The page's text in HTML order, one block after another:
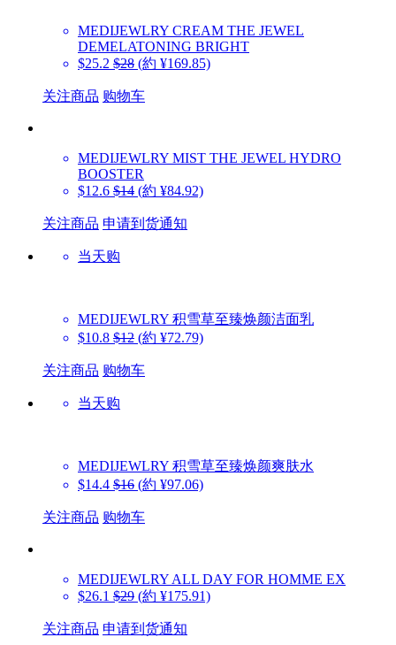
MEDIJEWLRY CREAM THE JEWEL
DEMELATONING BRIGHT
$25.2 $28 (約 ¥169.85)
关注商品 购物车
MEDIJEWLRY MIST THE JEWEL HYDRO
BOOSTER
$12.6 $14 (約 ¥84.92)
关注商品 申请到货通知
当天购
MEDIJEWLRY 积雪草至臻焕颜洁面乳
$10.8 $12 (約 ¥72.79)
关注商品 购物车
当天购
MEDIJEWLRY 积雪草至臻焕颜爽肤水
$14.4 $16 (約 ¥97.06)
关注商品 购物车
MEDIJEWLRY ALL DAY FOR HOMME EX
$26.1 $29 (約 ¥175.91)
关注商品 申请到货通知